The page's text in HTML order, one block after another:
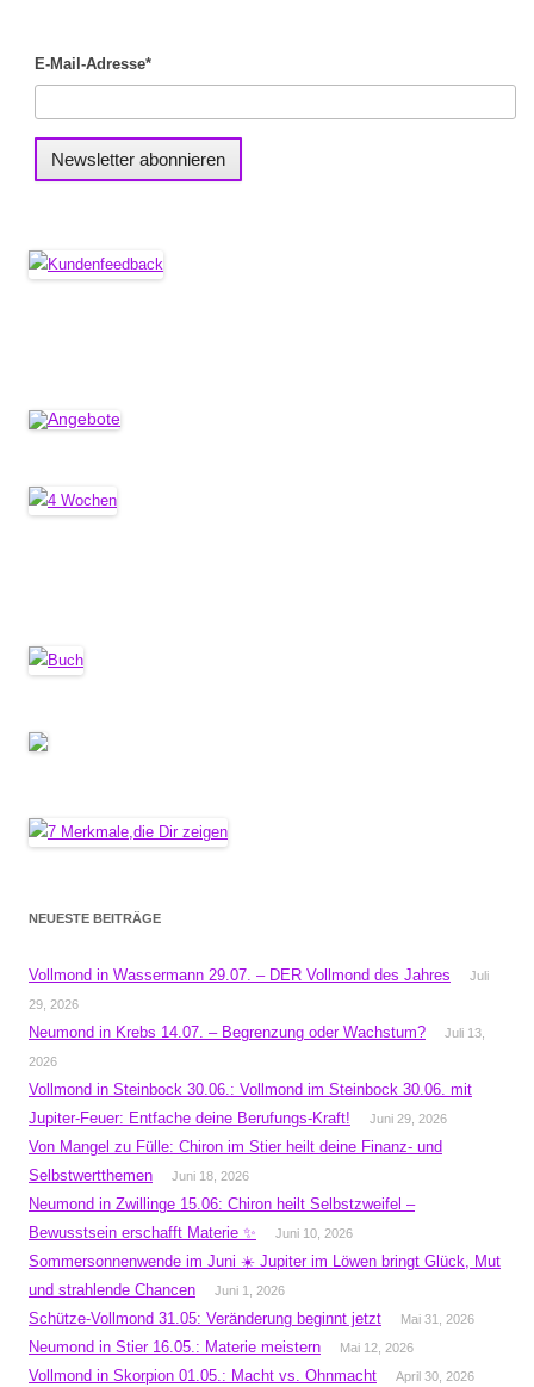
E-Mail-Adresse*
NEUESTE BEITRÄGE
Vollmond in Wassermann 29.07. – DER Vollmond des Jahres
Juli
29, 2026
Neumond in Krebs 14.07. – Begrenzung oder Wachstum?
Juli 13,
2026
Vollmond in Steinbock 30.06.: Vollmond im Steinbock 30.06. mit
Jupiter-Feuer: Entfache deine Berufungs-Kraft!
Juni 29, 2026
Von Mangel zu Fülle: Chiron im Stier heilt deine Finanz- und
Selbstwertthemen
Juni 18, 2026
Neumond in Zwillinge 15.06: Chiron heilt Selbstzweifel –
Bewusstsein erschafft Materie ✨
Juni 10, 2026
Sommersonnenwende im Juni ☀️ Jupiter im Löwen bringt Glück, Mut
und strahlende Chancen
Juni 1, 2026
Schütze-Vollmond 31.05: Veränderung beginnt jetzt Mai 31, 2026
Neumond in Stier 16.05.: Materie meistern Mai 12, 2026
Vollmond in Skorpion 01.05.: Macht vs. Ohnmacht April 30, 2026